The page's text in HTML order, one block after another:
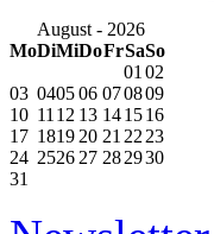
August - 2026
MoDiMiDoFrSaSo
01 02
03 040506 070809
10 11 12 13 141516
17 1819 20 21 22 23
24 2526 27 282930
31